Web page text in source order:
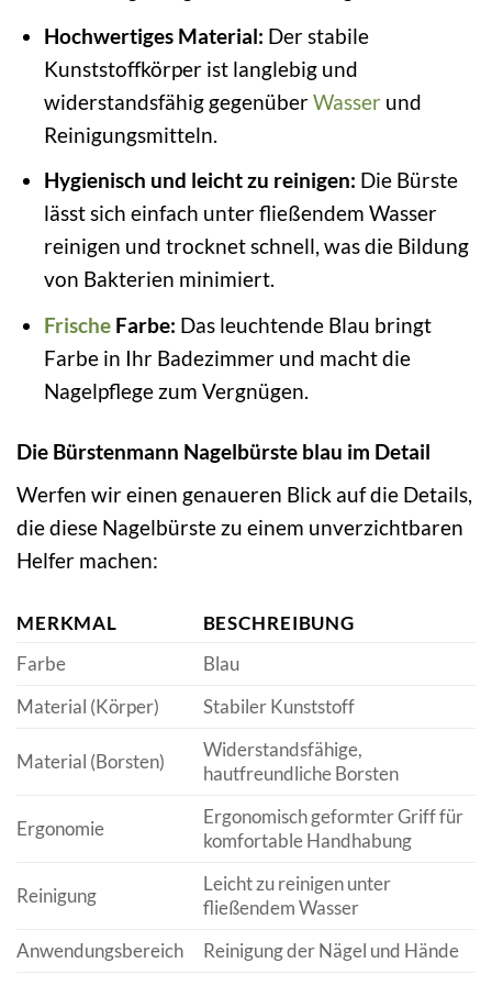
Hochwertiges Material: Der stabile
Kunststoffkörper ist langlebig und
widerstandsfähig gegenüberWasser und
Reinigungsmitteln.
Hygienisch und leicht zu reinigen: Die Bürste
lässt sich einfach unter fließendem Wasser
reinigen und trocknet schnell, was die Bildung
von Bakterien minimiert.
FrischeFarbe: Das leuchtende Blau bringt
Farbe in Ihr Badezimmer und macht die
Nagelpflege zum Vergnügen.
Die Bürstenmann Nagelbürste blau im Detail
Werfen wir einen genaueren Blick auf die Details,
die diese Nagelbürste zu einem unverzichtbaren
Helfer machen:
MERKMAL
BESCHREIBUNG
Farbe
Blau
Material (Körper)
Stabiler Kunststoff
Material (Borsten)
Widerstandsfähige,
hautfreundliche Borsten
Ergonomie
Ergonomisch geformter Griff für
komfortable Handhabung
Reinigung
Leicht zu reinigen unter
fließendem Wasser
Anwendungsbereich
Reinigung der Nägel und Hände